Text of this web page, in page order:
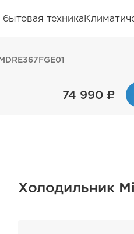
техника
74 990 ₽
Холодильник